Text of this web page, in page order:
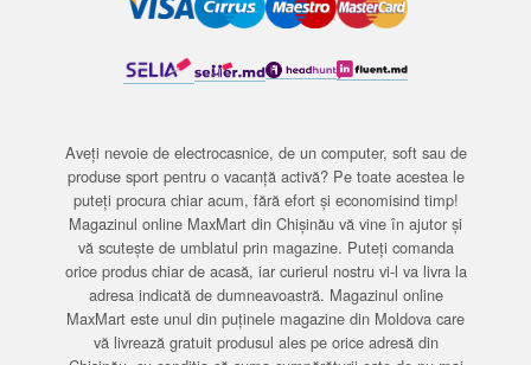
Aveți nevoie de electrocasnice, de un computer, soft sau de
produse sport pentru o vacanță activă? Pe toate acestea le
puteți procura chiar acum, fără efort și economisind timp!
Magazinul online MaxMart din Chișinău vă vine în ajutor și
vă scutește de umblatul prin magazine. Puteți comanda
orice produs chiar de acasă, iar curierul nostru vi-l va livra la
adresa indicată de dumneavoastră. Magazinul online
MaxMart este unul din puținele magazine din Moldova care
vă livrează gratuit produsul ales pe orice adresă din